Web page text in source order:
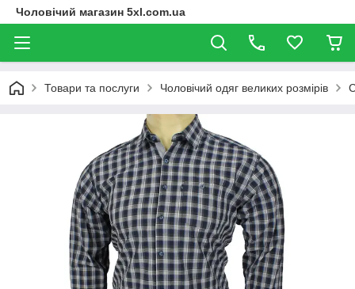
Чоловічий магазин 5xl.com.ua
Товари та послуги Чоловічий одяг великих розмірів